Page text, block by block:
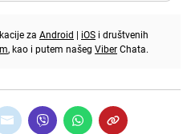
za Android | iOS i društvenih
, kao i putem našeg ViberChata.